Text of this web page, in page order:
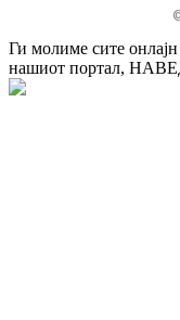
Ги молиме сите
нашиот портал,